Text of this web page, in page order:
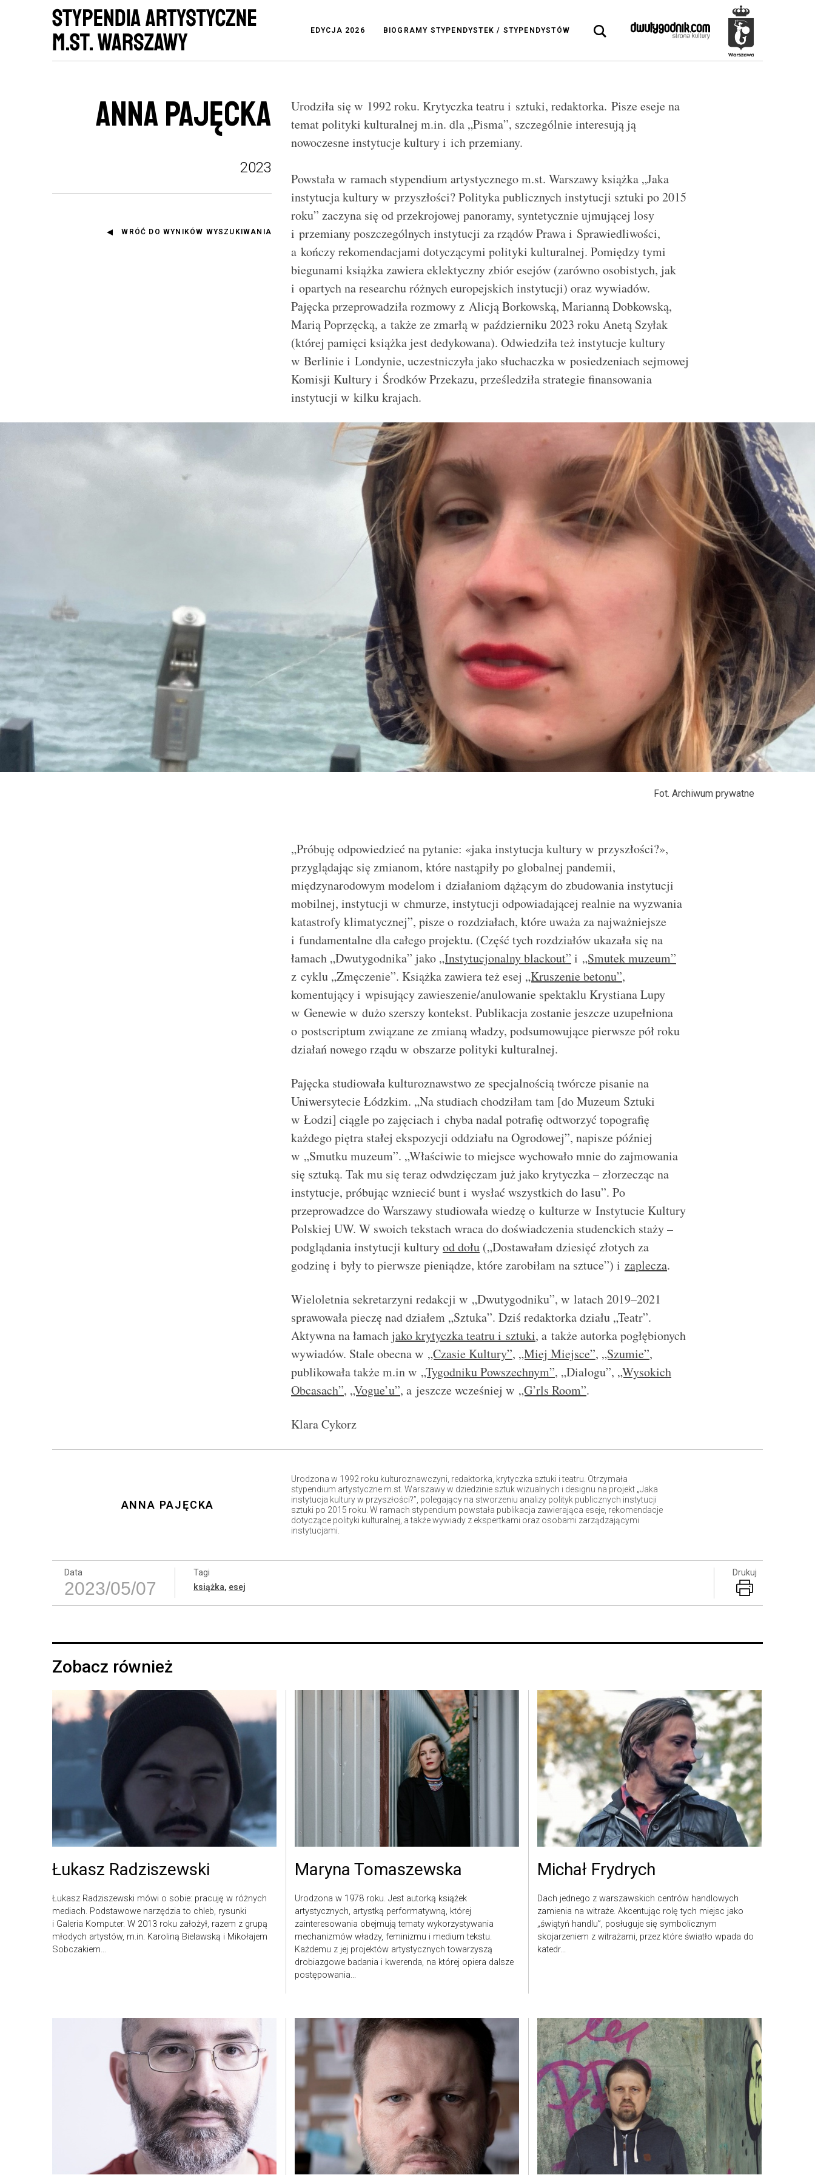
EDYCJA 2026 BIOGRAMY STYPENDYSTEK / STYPENDYSTÓW
ANNA PAJĘCKA
2023
WRÓĆ DO WYNIKÓW WYSZUKIWANIA
Urodziła się w 1992 roku. Krytyczka teatru i sztuki, redaktorka. Pisze eseje na
temat polityki kulturalnej m.in. dla „Pisma”, szczególnie interesują ją
nowoczesne instytucje kultury i ich przemiany.
Powstała w ramach stypendium artystycznego m.st. Warszawy książka „Jaka
instytucja kultury w przyszłości? Polityka publicznych instytucji sztuki po 2015
roku” zaczyna się od przekrojowej panoramy, syntetycznie ujmującej losy
i przemiany poszczególnych instytucji za rządów Prawa i Sprawiedliwości,
a kończy rekomendacjami dotyczącymi polityki kulturalnej. Pomiędzy tymi
biegunami książka zawiera eklektyczny zbiór esejów (zarówno osobistych, jak
i opartych na researchu różnych europejskich instytucji) oraz wywiadów.
Pajęcka przeprowadziła rozmowy z Alicją Borkowską, Marianną Dobkowską,
Marią Poprzęcką, a także ze zmarłą w październiku 2023 roku Anetą Szyłak
(której pamięci książka jest dedykowana). Odwiedziła też instytucje kultury
w Berlinie i Londynie, uczestniczyła jako słuchaczka w posiedzeniach sejmowej
Komisji Kultury i Środków Przekazu, prześledziła strategie finansowania
instytucji w kilku krajach.
Fot. Archiwum prywatne
„Próbuję odpowiedzieć na pytanie: «jaka instytucja kultury w przyszłości?»,
przyglądając się zmianom, które nastąpiły po globalnej pandemii,
międzynarodowym modelom i działaniom dążącym do zbudowania instytucji
mobilnej, instytucji w chmurze, instytucji odpowiadającej realnie na wyzwania
katastrofy klimatycznej”, pisze o rozdziałach, które uważa za najważniejsze
i fundamentalne dla całego projektu. (Część tych rozdziałów ukazała się na
łamach „Dwutygodnika” jako „Instytucjonalny blackout” i „Smutek muzeum”
z cyklu „Zmęczenie”. Książka zawiera też esej „Kruszenie betonu”,
komentujący i wpisujący zawieszenie/anulowanie spektaklu Krystiana Lupy
w Genewie w dużo szerszy kontekst. Publikacja zostanie jeszcze uzupełniona
o postscriptum związane ze zmianą władzy, podsumowujące pierwsze pół roku
działań nowego rządu w obszarze polityki kulturalnej.
Pajęcka studiowała kulturoznawstwo ze specjalnością twórcze pisanie na
Uniwersytecie Łódzkim. „Na studiach chodziłam tam [do Muzeum Sztuki
w Łodzi] ciągle po zajęciach i chyba nadal potrafię odtworzyć topografię
każdego piętra stałej ekspozycji oddziału na Ogrodowej”, napisze później
w „Smutku muzeum”. „Właściwie to miejsce wychowało mnie do zajmowania
się sztuką. Tak mu się teraz odwdzięczam już jako krytyczka – złorzecząc na
instytucje, próbując wzniecić bunt i wysłać wszystkich do lasu”. Po
przeprowadzce do Warszawy studiowała wiedzę o kulturze w Instytucie Kultury
Polskiej UW. W swoich tekstach wraca do doświadczenia studenckich staży –
podglądania instytucji kulturyod dołu („Dostawałam dziesięć złotych za
godzinę i były to pierwsze pieniądze, które zarobiłam na sztuce”) i zaplecza.
Wieloletnia sekretarzyni redakcji w „Dwutygodniku”, w latach 2019–2021
sprawowała pieczę nad działem „Sztuka”. Dziś redaktorka działu „Teatr”.
Aktywna na łamach jako krytyczka teatru i sztuki, a także autorka pogłębionych
wywiadów. Stale obecna w „Czasie Kultury”, „Miej Miejsce”, „Szumie”,
publikowała także m.in w „Tygodniku Powszechnym”, „Dialogu”, „Wysokich
Obcasach”, „Vogue’u”, a jeszcze wcześniej w „G’rls Room”.
Klara Cykorz
ANNA PAJĘCKA
Urodzona w 1992 roku kulturoznawczyni, redaktorka, krytyczka sztuki i teatru. Otrzymała
stypendium artystyczne m.st. Warszawy w dziedzinie sztuk wizualnych i designu na projekt „Jaka
instytucja kultury w przyszłości?”, polegający na stworzeniu analizy polityk publicznych instytucji
sztuki po 2015 roku. W ramach stypendium powstała publikacja zawierająca eseje, rekomendacje
dotyczące polityki kulturalnej, a także wywiady z ekspertkami oraz osobami zarządzającymi
instytucjami.
Drukuj
Data
2023/05/07
Tagi
książka, esej
Zobacz również
Łukasz Radziszewski
Łukasz Radziszewski mówi o sobie: pracuję w różnych
mediach. Podstawowe narzędzia to chleb, rysunki
i Galeria Komputer. W 2013 roku założył, razem z grupą
młodych artystów, m.in. Karoliną Bielawską i Mikołajem
Sobczakiem…
Maryna Tomaszewska
Urodzona w 1978 roku. Jest autorką książek
artystycznych, artystką performatywną, której
zainteresowania obejmują tematy wykorzystywania
mechanizmów władzy, feminizmu i medium tekstu.
Każdemu z jej projektów artystycznych towarzyszą
drobiazgowe badania i kwerenda, na której opiera dalsze
postępowania...
Michał Frydrych
Dach jednego z warszawskich centrów handlowych
zamienia na witraże. Akcentując rolę tych miejsc jako
„świątyń handlu”, posługuje się symbolicznym
skojarzeniem z witrażami, przez które światło wpada do
katedr...